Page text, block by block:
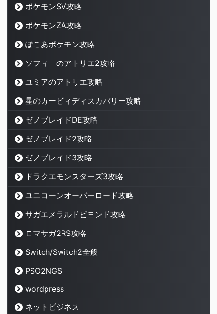
ポケモンSV攻略
ポケモンZA攻略
ぽこあポケモン攻略
ソフィーのアトリエ2攻略
ユミアのアトリエ攻略
星のカービィディスカバリー攻略
ゼノブレイドDE攻略
ゼノブレイド2攻略
ゼノブレイド3攻略
ドラクエモンスターズ3攻略
ユニコーンオーバーロード攻略
サガエメラルドビヨンド攻略
ロマサガ2RS攻略
Switch/Switch2全般
PSO2NGS
wordpress
ネットビジネス